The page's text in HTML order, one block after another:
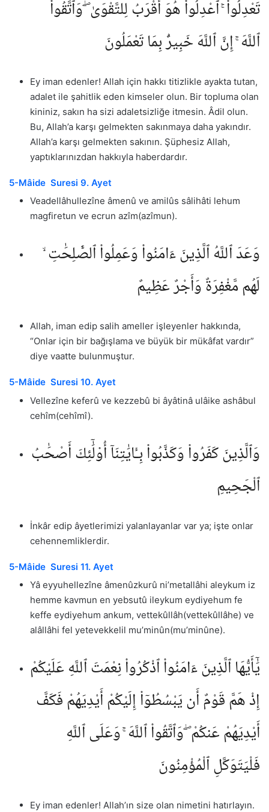
تَعْدِلُوا۟ ۚ ٱعْدِلُوا۟ هُوَ أَقْرَبُ لِلتَّقْوَىٰ ۖ وَٱتَّقُوا۟
ٱللَّهَ ۚ إِنَّ ٱللَّهَ خَبِيرٌۢ بِمَا تَعْمَلُونَ
Ey iman edenler! Allah için hakkı titizlikle ayakta tutan,
adalet ile şahitlik eden kimseler olun. Bir topluma olan
kininiz, sakın ha sizi adaletsizliğe itmesin. Âdil olun.
Bu, Allah’a karşı gelmekten sakınmaya daha yakındır.
Allah’a karşı gelmekten sakının. Şüphesiz Allah,
yaptıklarınızdan hakkıyla haberdardır.
5-Mâide Suresi 9. Ayet
Veadellâhullezîne âmenû ve amilûs sâlihâti lehum
magfiretun ve ecrun azîm(azîmun).
وَعَدَ ٱللَّهُ ٱلَّذِينَ ءَامَنُوا۟ وَعَمِلُوا۟ ٱلصَّٰلِحَٰتِ ۙ
لَهُم مَّغْفِرَةٌ وَأَجْرٌ عَظِيمٌ
Allah, iman edip salih ameller işleyenler hakkında,
“Onlar için bir bağışlama ve büyük bir mükâfat vardır”
diye vaatte bulunmuştur.
5-Mâide Suresi 10. Ayet
Vellezîne keferû ve kezzebû bi âyâtinâ ulâike ashâbul
cehîm(cehîmî).
وَٱلَّذِينَ كَفَرُوا۟ وَكَذَّبُوا۟ بِـَٔايَٰتِنَآ أُو۟لَٰٓئِكَ أَصْحَٰبُ
ٱلْجَحِيمِ
İnkâr edip âyetlerimizi yalanlayanlar var ya; işte onlar
cehennemliklerdir.
5-Mâide Suresi 11. Ayet
Yâ eyyuhellezîne âmenûzkurû ni’metallâhi aleykum iz
hemme kavmun en yebsutû ileykum eydiyehum fe
keffe eydiyehum ankum, vettekûllâh(vettekûllâhe) ve
alâllâhi fel yetevekkelil mu’minûn(mu’minûne).
يَٰٓأَيُّهَا ٱلَّذِينَ ءَامَنُوا۟ ٱذْكُرُوا۟ نِعْمَتَ ٱللَّهِ عَلَيْكُمْ
إِذْ هَمَّ قَوْمٌ أَن يَبْسُطُوٓا۟ إِلَيْكُمْ أَيْدِيَهُمْ فَكَفَّ
أَيْدِيَهُمْ عَنكُمْ ۖ وَٱتَّقُوا۟ ٱللَّهَ ۚ وَعَلَى ٱللَّهِ
فَلْيَتَوَكَّلِ ٱلْمُؤْمِنُونَ
Ey iman edenler! Allah’ın size olan nimetini hatırlayın.